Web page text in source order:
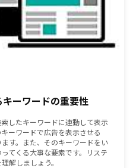
ーワードの重要性
したキーワードに連動して表示
ーワードで広告を表示させる
す。また、そのキーワードをい
てくる大事な要素です。リステ
解しましょう。